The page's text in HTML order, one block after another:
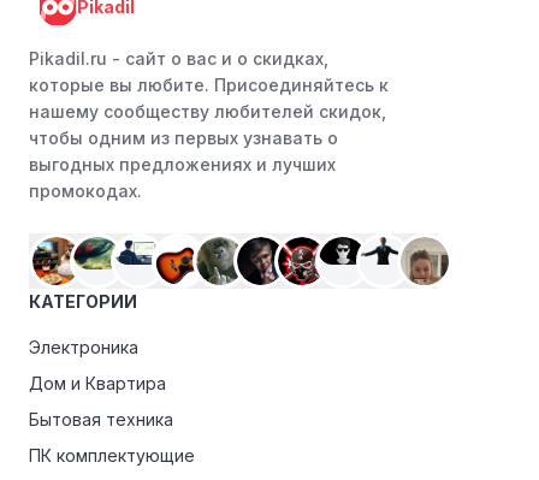
акциями.
Программы лояльности:Присоединяйтесь к
программам лояльности, предлагаемым интернет-
магазинами, чтобы пользоваться такими
преимуществами, как скидки только для участников,
ранний доступ к распродажам или эксклюзивным
акциям.
критериям, проверьте, предоставляет ли Суши Ели
эксклюзивные скидки для студентов, ветеранов или
пенсионеров.
Pikadil
Pikadil.ru - cайт о вас и о скидках,
которые вы любите. Присоединяйтесь к
нашему сообществу любителей скидок,
чтобы одним из первых узнавать о
выгодных предложениях и лучших
промокодах.
КАТЕГОРИИ
Электроника
Дом и Квартира
Бытовая техника
ПК комплектующие